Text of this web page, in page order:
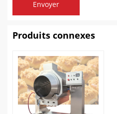
Envoyer
Produits connexes